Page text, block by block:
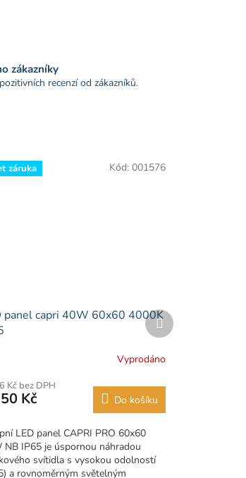
zákazníky
recenzí od zákazníků.
záruka
panel capri 40W 60x60 4000K
Vyprodáno
Kč bez DPH
Kč Do košíku
LED panel CAPRI PRO 60x60
NB IP65 je úspornou náhradou
svítidla s vysokou odolností
a rovnoměrným světelným
Kód: 001576
Další
produkt